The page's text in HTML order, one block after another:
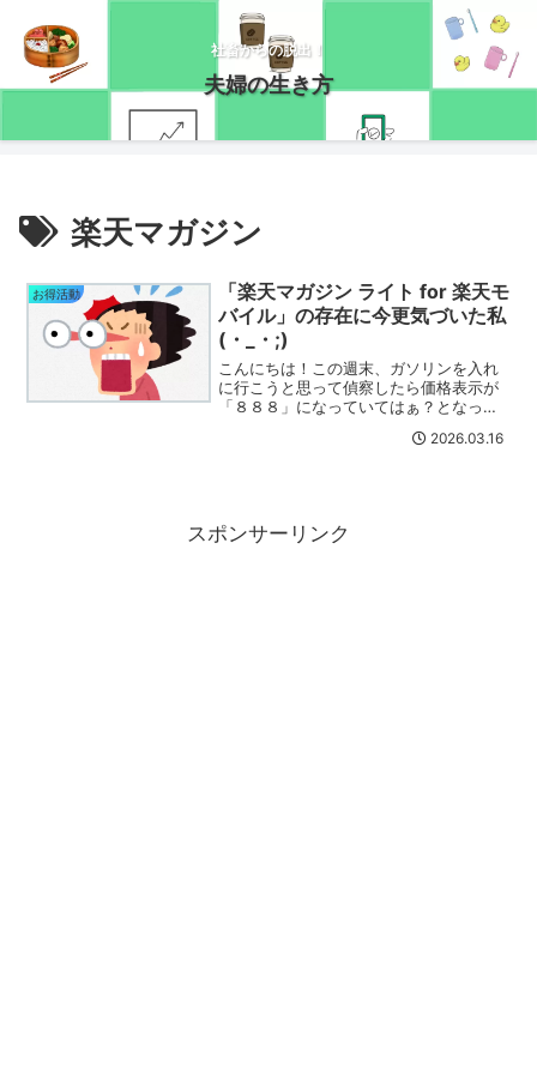
社畜からの脱出！
夫婦の生き方
楽天マガジン
お得活動
「楽天マガジン ライト for 楽天モ
バイル」の存在に今更気づいた私
(・_・;)
こんにちは！この週末、ガソリンを入れ
に行こうと思って偵察したら価格表示が
「８８８」になっていてはぁ？となった
ですね？いつもは価格表示してるガソリ
2026.03.16
スポンサーリンク